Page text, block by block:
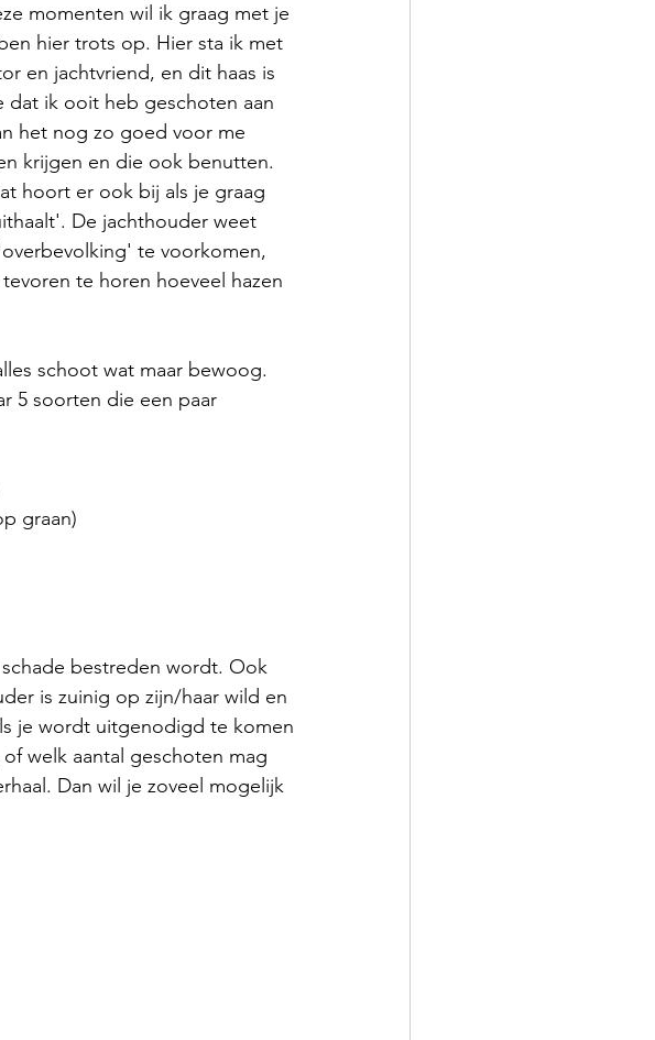
momenten wil ik graag met je
hier trots op. Hier sta ik met
en jachtvriend, en dit haas is
dat ik ooit heb geschoten aan
het nog zo goed voor me
krijgen en die ook benutten.
hoort er ook bij als je graag
De jachthouder weet
te voorkomen,
te horen hoeveel hazen
schoot wat maar bewoog.
5 soorten die een paar
graan)
bestreden wordt. Ook
is zuinig op zijn/haar wild en
je wordt uitgenodigd te komen
welk aantal geschoten mag
Dan wil je zoveel mogelijk